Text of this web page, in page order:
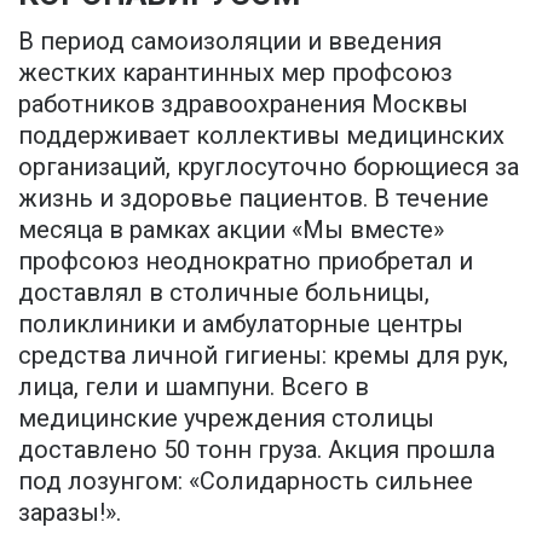
В период самоизоляции и введения
жестких карантинных мер профсоюз
работников здравоохранения Москвы
поддерживает коллективы медицинских
организаций, круглосуточно борющиеся за
жизнь и здоровье пациентов. В течение
месяца в рамках акции «Мы вместе»
профсоюз неоднократно приобретал и
доставлял в столичные больницы,
поликлиники и амбулаторные центры
средства личной гигиены: кремы для рук,
лица, гели и шампуни. Всего в
медицинские учреждения столицы
доставлено 50 тонн груза. Акция прошла
под лозунгом: «Солидарность сильнее
заразы!».